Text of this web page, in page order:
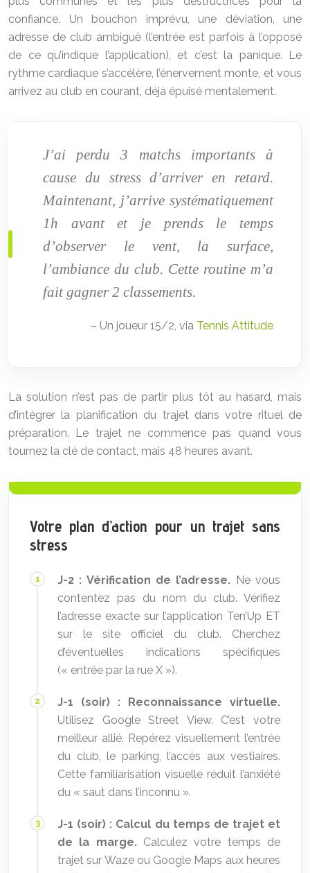
confiance. Un bouchon imprévu, une déviation, une
adresse de club ambiguë (l’entrée est parfois à l’opposé
de ce qu’indique l’application), et c’est la panique. Le
rythme cardiaque s’accélère, l’énervement monte, et vous
arrivez au club en courant, déjà épuisé mentalement.
J’ai perdu 3 matchs importants à
cause du stress d’arriver en retard.
Maintenant, j’arrive systématiquement
1h avant et je prends le temps
d’observer le vent, la surface,
l’ambiance du club. Cette routine m’a
fait gagner 2 classements.
– Un joueur 15/2, via Tennis Attitude
La solution n’est pas de partir plus tôt au hasard, mais
d’intégrer la planification du trajet dans votre rituel de
préparation. Le trajet ne commence pas quand vous
tournez la clé de contact, mais 48 heures avant.
Votre plan d’action pour un trajet sans
stress
J-2 : Vérification de l’adresse. Ne vous
contentez pas du nom du club. Vérifiez
l’adresse exacte sur l’application Ten’Up ET
sur le site officiel du club. Cherchez
d’éventuelles indications spécifiques
(« entrée par la rue X »).
J-1 (soir) : Reconnaissance virtuelle.
Utilisez Google Street View. C’est votre
meilleur allié. Repérez visuellement l’entrée
du club, le parking, l’accès aux vestiaires.
Cette familiarisation visuelle réduit l’anxiété
du « saut dans l’inconnu ».
J-1 (soir) : Calcul du temps de trajet et
de la marge.Calculez votre temps de
trajet sur Waze ou Google Maps aux heures